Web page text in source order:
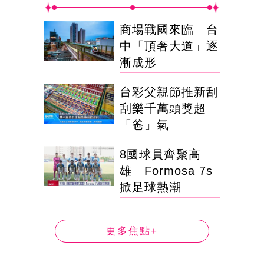
商場戰國來臨 台
中「頂奢大道」逐
漸成形
台彩父親節推新刮
刮樂千萬頭獎超
「爸」氣
8國球員齊聚高
雄 Formosa 7s
掀足球熱潮
更多焦點+